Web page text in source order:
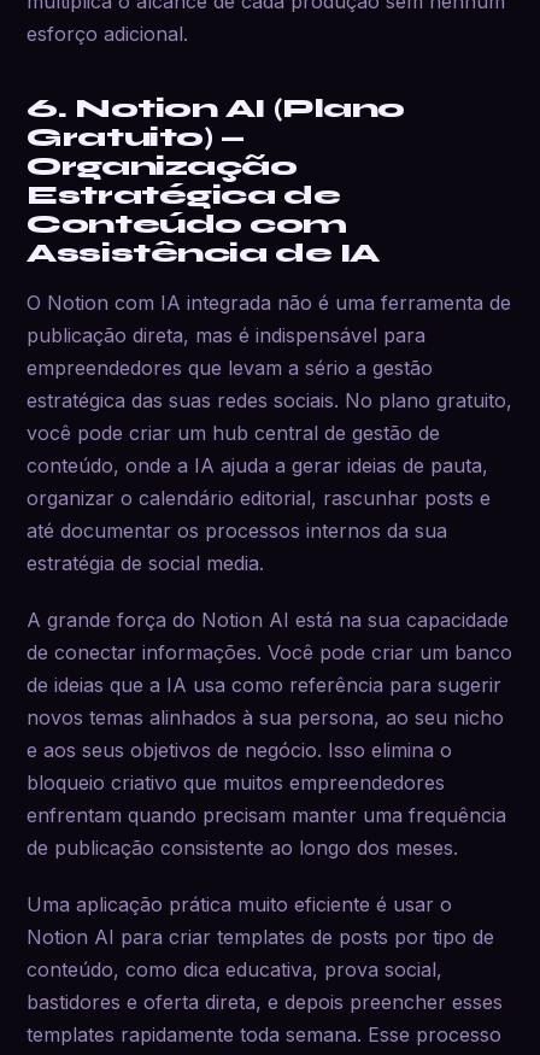
esforço adicional.
6. Notion AI (Plano
Gratuito) —
Organização
Estratégica de
Conteúdo com
Assistência de IA
O Notion com IA integrada não é uma ferramenta de
publicação direta, mas é indispensável para
empreendedores que levam a sério a gestão
estratégica das suas redes sociais. No plano gratuito,
você pode criar um hub central de gestão de
conteúdo, onde a IA ajuda a gerar ideias de pauta,
organizar o calendário editorial, rascunhar posts e
até documentar os processos internos da sua
estratégia de social media.
A grande força do Notion AI está na sua capacidade
de conectar informações. Você pode criar um banco
de ideias que a IA usa como referência para sugerir
novos temas alinhados à sua persona, ao seu nicho
e aos seus objetivos de negócio. Isso elimina o
bloqueio criativo que muitos empreendedores
enfrentam quando precisam manter uma frequência
de publicação consistente ao longo dos meses.
Uma aplicação prática muito eficiente é usar o
Notion AI para criar templates de posts por tipo de
conteúdo, como dica educativa, prova social,
bastidores e oferta direta, e depois preencher esses
templates rapidamente toda semana. Esse processo